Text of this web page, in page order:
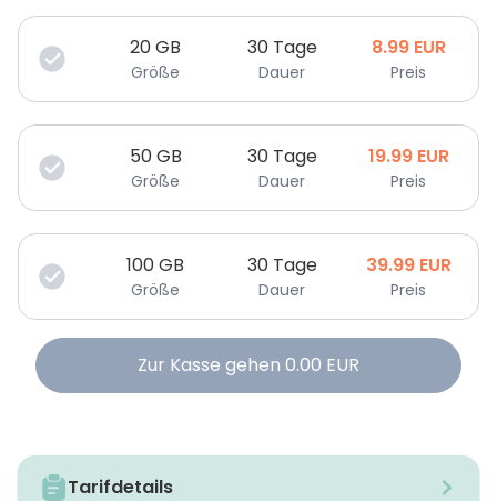
20GB
Größe
30 Tage
Dauer
8.99 EUR
Preis
50GB
Größe
30 Tage
Dauer
19.99 EUR
Preis
100GB
Größe
30 Tage
Dauer
39.99 EUR
Preis
Zur Kasse gehen 0.00 EUR
Tarifdetails